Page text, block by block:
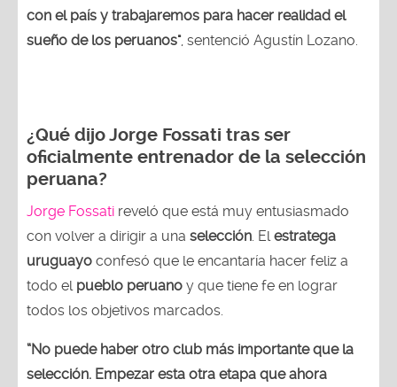
con el país y trabajaremos para hacer realidad el
sueño de los peruanos", sentenció Agustín Lozano.
¿Qué dijo Jorge Fossati tras ser
oficialmente entrenador de la selección
peruana?
Jorge Fossati reveló que está muy entusiasmado
con volver a dirigir a una selección . El estratega
uruguayo confesó que le encantaría hacer feliz a
todo el pueblo peruano y que tiene fe en lograr
todos los objetivos marcados.
“No puede haber otro club más importante que la
selección. Empezar esta otra etapa que ahora